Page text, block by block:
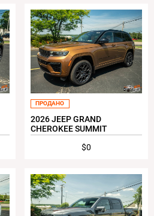
ПРОДАНО
2026 JEEP GRAND
CHEROKEE SUMMIT
$0